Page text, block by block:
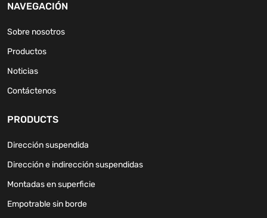
NAVEGACIÓN
Sobre nosotros
Productos
Noticias
Contáctenos
PRODUCTS
Dirección suspendida
Dirección e indirección suspendidas
Montadas en superficie
Empotrable sin borde